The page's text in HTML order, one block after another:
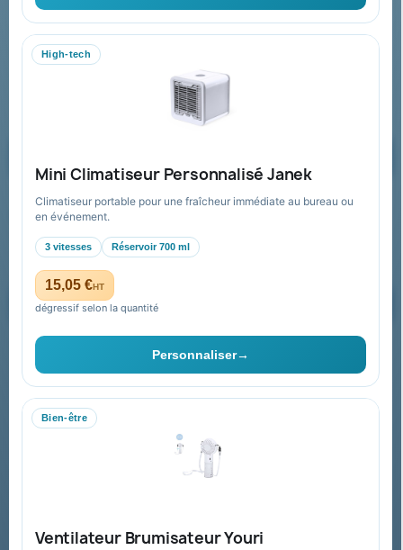
High-tech
Mini Climatiseur Personnalisé Janek
Climatiseur portable pour une fraîcheur immédiate au bureau ou
en événement.
3 vitesses Réservoir 700 ml
15,05 €HT
dégressif selon la quantité
Personnaliser→
Bien-être
Ventilateur Brumisateur Youri
06 09 53 17 41
WhatsApp
equipe@promenoch-goodies.com
Recevez nos offres spéciales
Vous pouvez vous désinscrire à tout moment. Vous trouverez pour
cela nos informations de contact dans les conditions d'utilisation du
site.
Collectivités & administrations
Devis, mandat administratif et facturation Chorus Pro
Espace collectivités